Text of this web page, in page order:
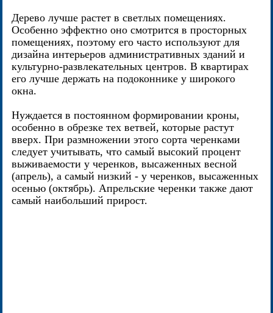
Дерево лучше растет в светлых помещениях.
Особенно эффектно оно смотрится в просторных
помещениях, поэтому его часто используют для
дизайна интерьеров административных зданий и
культурно-развлекательных центров. В квартирах
его лучше держать на подоконнике у широкого
окна.
Нуждается в постоянном формировании кроны,
особенно в обрезке тех ветвей, которые растут
вверх. При размножении этого сорта черенками
следует учитывать, что самый высокий процент
выживаемости у черенков, высаженных весной
(апрель), а самый низкий - у черенков, высаженных
осенью (октябрь). Апрельские черенки также дают
самый наибольший прирост.